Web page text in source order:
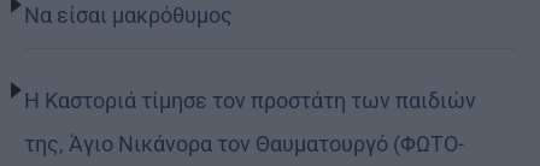
Να είσαι μακρόθυμος
Η Καστοριά τίμησε τον προστάτη των παιδιών
της, Άγιο Νικάνορα τον Θαυματουργό (ΦΩΤΟ-